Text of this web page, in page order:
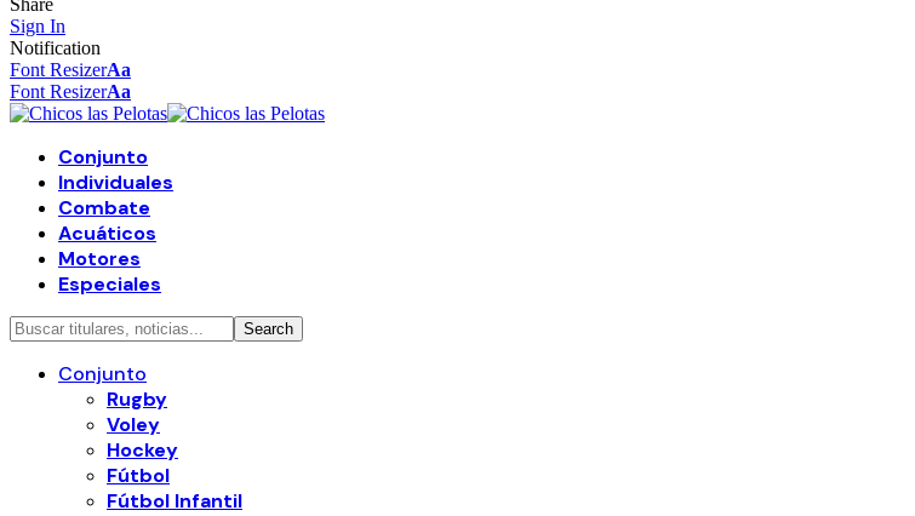
Share
Sign In
Notification
Font ResizerAa
Font ResizerAa
Conjunto
Individuales
Combate
Acuáticos
Motores
Especiales
Conjunto
Rugby
Voley
Hockey
Fútbol
Fútbol Infantil